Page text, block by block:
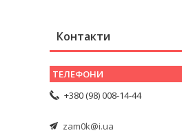
Контакти
+380 (98) 008-14-44
zam0k@i.ua